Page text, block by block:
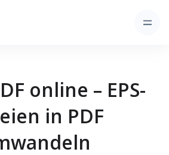
online – EPS-
in PDF